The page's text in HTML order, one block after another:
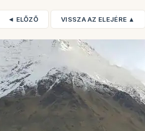
◄ ELŐZŐ VISSZA AZ ELEJÉRE ▲